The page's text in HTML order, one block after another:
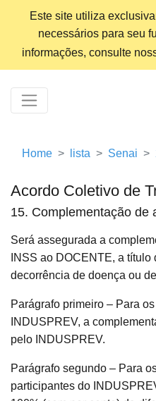
Este site utiliza
necessários para seu
informações, consulte
Home lista Senai
Acordo Coletivo de
15. Complementação de
Será assegurada a
INSS ao DOCENTE, a
decorrência de doença ou
Parágrafo primeiro – Para
INDUSPREV, a
pelo INDUSPREV.
Parágrafo segundo – Para
participantes do